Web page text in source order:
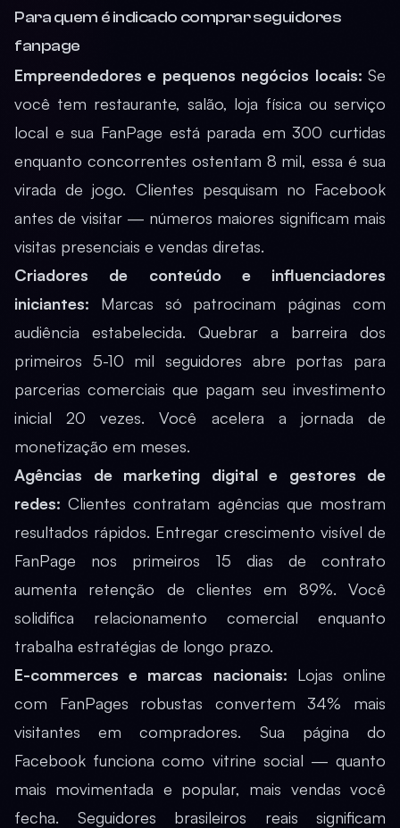
Para quem é indicado comprar seguidores
fanpage
Empreendedores e pequenos negócios locais: Se
você tem restaurante, salão, loja física ou serviço
local e sua FanPage está parada em 300 curtidas
enquanto concorrentes ostentam 8 mil, essa é sua
virada de jogo. Clientes pesquisam no Facebook
antes de visitar — números maiores significam mais
visitas presenciais e vendas diretas.
Criadores de conteúdo e influenciadores
iniciantes: Marcas só patrocinam páginas com
audiência estabelecida. Quebrar a barreira dos
primeiros 5-10 mil seguidores abre portas para
parcerias comerciais que pagam seu investimento
inicial 20 vezes. Você acelera a jornada de
monetização em meses.
Agências de marketing digital e gestores de
redes: Clientes contratam agências que mostram
resultados rápidos. Entregar crescimento visível de
FanPage nos primeiros 15 dias de contrato
aumenta retenção de clientes em 89%. Você
solidifica relacionamento comercial enquanto
trabalha estratégias de longo prazo.
E-commerces e marcas nacionais: Lojas online
com FanPages robustas convertem 34% mais
visitantes em compradores. Sua página do
Facebook funciona como vitrine social — quanto
mais movimentada e popular, mais vendas você
fecha. Seguidores brasileiros reais significam